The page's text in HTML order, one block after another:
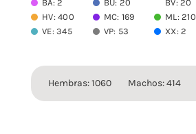
BA: 2 BU: 20 BV: 20
HV: 400
MC: 169 ML: 210
VE: 345
VP: 53 XX: 2
Hembras: 1060 Machos: 414